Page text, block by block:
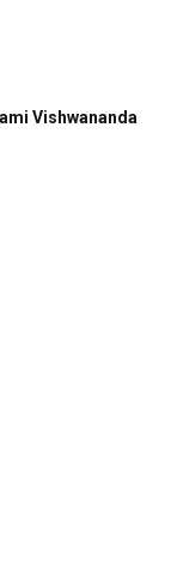
Vishwananda